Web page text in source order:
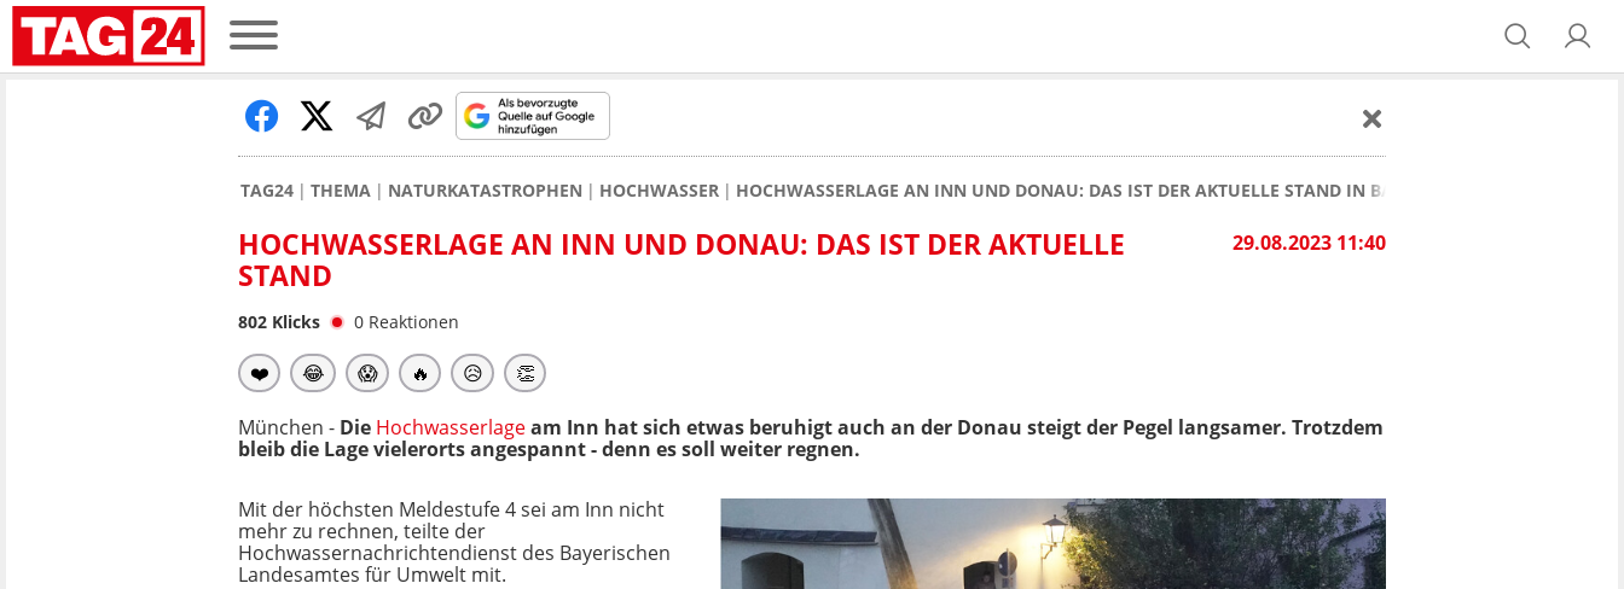
TAG24 THEMA NATURKATASTROPHEN HOCHWASSER HOCHWASSERLAGE AN INN UND DONAU: DAS IST DER AKTUELLE STAND IN BAYERN
29.08.2023 11:40
HOCHWASSERLAGE AN INN UND DONAU: DAS IST DER AKTUELLE
STAND
802 Klicks 0 Reaktionen
❤️ 😂 😱 🔥 😥 👏
München - Die Hochwasserlageam Inn hat sich etwas beruhigt auch an der Donau steigt der Pegel langsamer. Trotzdem
bleib die Lage vielerorts angespannt - denn es soll weiter regnen.
Mit der höchsten Meldestufe 4 sei am Inn nicht
mehr zu rechnen, teilte der
Hochwassernachrichtendienst des Bayerischen
Landesamtes für Umwelt mit.